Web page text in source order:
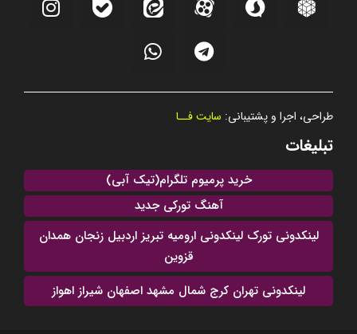
طراحی، اجرا و پشتیبانی: سایت فــا
تبلیغات
خرید پرمیوم تلگرام(تیک آبی)
آهنگ تورکی جدید
لینکدونی تورک لینکدونی ارومیه تبریز اردبیل زنجان همدان
قزوین
لینکدونی تهران کرج شمال مشهد اصفهان شیراز اهواز